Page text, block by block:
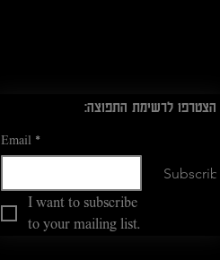
הצטרפו לרשימת התפוצה:
Email *
Subscribe
I want to subscribe
to your mailing list.